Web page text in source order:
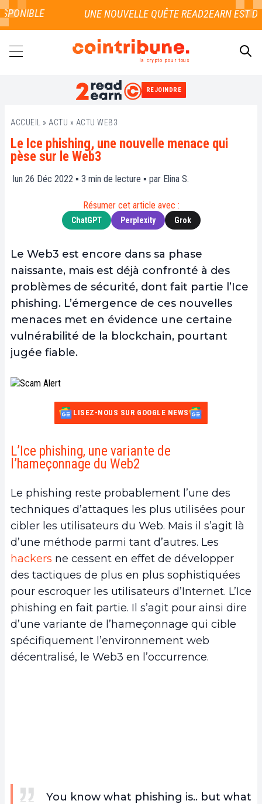
la crypto pour tous
REJOINDRE
ACCUEIL » ACTU » ACTU WEB3
Le Ice phishing, une nouvelle menace qui
pèse sur le Web3
lun 26 Déc 2022 ▪ 3 min de lecture ▪ par Elina S.
Résumer cet article avec :
ChatGPT Perplexity Grok
Le Web3 est encore dans sa phase
naissante, mais est déjà confronté à des
problèmes de sécurité, dont fait partie l’Ice
phishing. L’émergence de ces nouvelles
menaces met en évidence une certaine
vulnérabilité de la blockchain, pourtant
jugée fiable.
LISEZ-NOUS SUR GOOGLE NEWS
L’Ice phishing, une variante de
l’hameçonnage du Web2
Le phishing reste probablement l’une des
techniques d’attaques les plus utilisées pour
cibler les utilisateurs du Web. Mais il s’agit là
d’une méthode parmi tant d’autres. Les
hackers ne cessent en effet de développer
des tactiques de plus en plus sophistiquées
pour escroquer les utilisateurs d’Internet. L’Ice
phishing en fait partie. Il s’agit pour ainsi dire
d’une variante de l’hameçonnage qui cible
spécifiquement l’environnement web
décentralisé, le Web3 en l’occurrence.
You know what phishing is.. but what